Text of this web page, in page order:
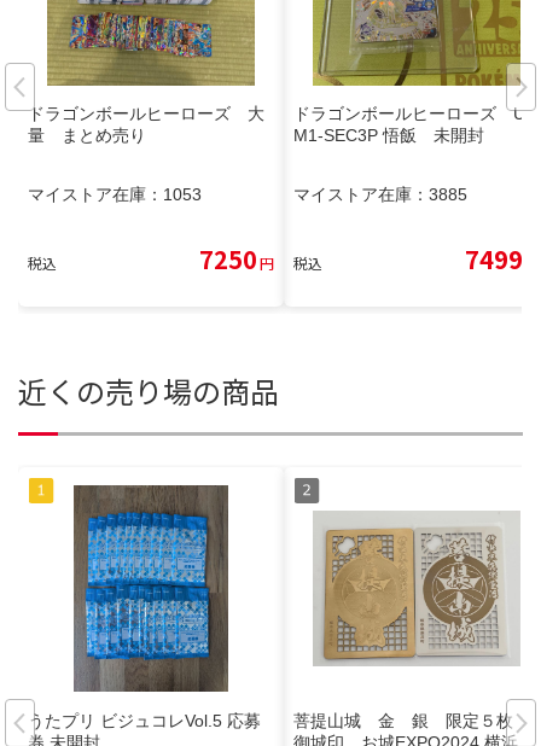
ドラゴンボールヒーローズ 大
量 まとめ売り
マイストア在庫： 1053
税込 7250円
ドラゴンボールヒーローズ UG
M1-SEC3P 悟飯 未開封
マイストア在庫： 3885
税込 7499
近くの売り場の商品
うたプリ ビジュコレVol.5 応募
券 未開封
菩提山城 金 銀 限定５枚
御城印 お城EXPO2024 横浜